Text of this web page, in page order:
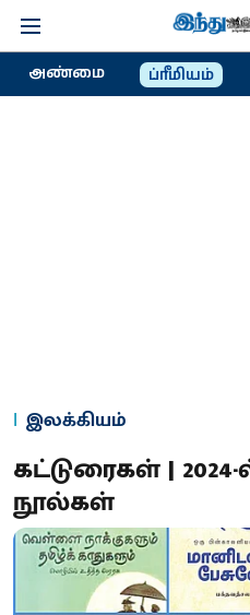
அண்மை ப்ரீமியம்
இலக்கியம்
கட்டுரைகள் |
நூல்கள்